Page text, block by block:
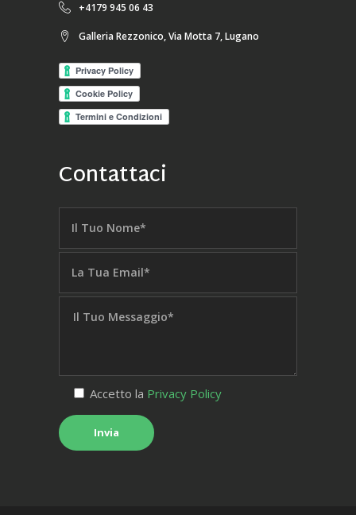
+4179 945 06 43
Galleria Rezzonico, Via Motta 7, Lugano
Contattaci
Accetto la Privacy Policy